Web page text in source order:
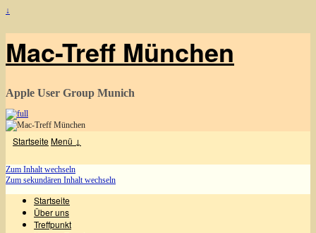
↓
Mac-Treff München
Apple User Group Munich
StartseiteMenü ↓
Zum Inhalt wechseln
Zum sekundären Inhalt wechseln
Startseite
Über uns
Treffpunkt